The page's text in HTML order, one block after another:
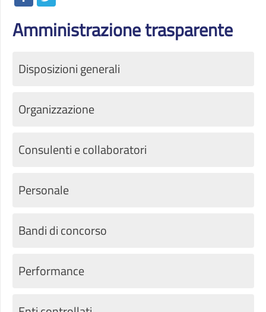
Amministrazione trasparente
Disposizioni generali
Organizzazione
Consulenti e collaboratori
Personale
Bandi di concorso
Performance